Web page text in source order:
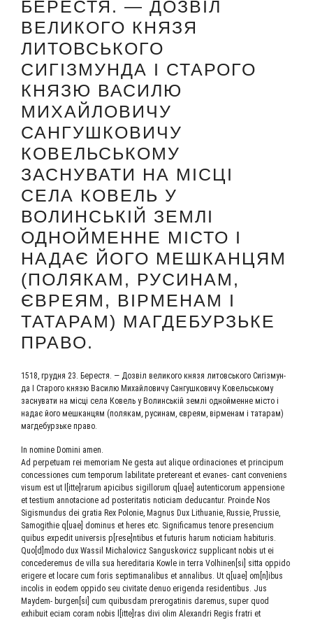
БЕРЕСТЯ. — ДОЗВІЛ
ВЕЛИКОГО КНЯЗЯ
ЛИТОВСЬКОГО
СИГІЗМУНДА I СТАРОГО
КНЯЗЮ ВАСИЛЮ
МИХАЙЛОВИЧУ
САНГУШКОВИЧУ
КОВЕЛЬСЬКОМУ
ЗАСНУВАТИ НА МІСЦІ
СЕЛА КОВЕЛЬ У
ВОЛИНСЬКІЙ ЗЕМЛІ
ОДНОЙМЕННЕ МІСТО І
НАДАЄ ЙОГО МЕШКАНЦЯМ
(ПОЛЯКАМ, РУСИНАМ,
ЄВРЕЯМ, ВІРМЕНАМ І
ТАТАРАМ) МАГДЕБУРЗЬКЕ
ПРАВО.
1518, груд­ня 23. Бере­стя. — Дозвіл вели­ко­го кня­зя литовсь­ко­го Сигіз­мун­
да I Ста­ро­го кня­зю Васи­лю Михай­ло­ви­чу Сан­гуш­ко­ви­чу Ковельсь­ко­му
засну­ва­ти на міс­ці села Ковель у Волинсь­кій зем­лі одной­менне місто і
надає його меш­кан­цям (поля­кам, руси­нам, євре­ям, вір­ме­нам і тата­рам)
маг­де­бурзь­ке право.
In nomine Domini amen.
Ad perpetuam rei memoriam Ne gesta aut alique ordinaciones et principum
concessiones cum temporum labilitate pretereant et evanes- cant conveniens
visum est ut l[itte]rarum apicibus sigillorum q[uae] autenticorum appensione
et testium annotacione ad posteritatis noticiam deducantur. Proinde Nos
Sigismundus dei gratia Rex Polonie, Magnus Dux Lithuanie, Russie, Prussie,
Samogithie q[uae] dominus et heres etc. Significamus tenore presencium
quibus expedit universis p[rese]ntibus et futuris harum noticiam habituris.
Quo[d]modo dux Wassil Michalovicz Sanguskovicz supplicant nobis ut ei
concederemus de villa sua hereditaria Kowle in terra Volhinen[si] sitta oppido
erigere et locare cum foris septimanalibus et annalibus. Ut q[uae] om[n]ibus
incolis in eodem oppido seu civitate denuo erigenda residentibus. Jus
Maydem- burgen[si] cum quibusdam prerogatinis daremus, super quod
exhibuit eciam coram nobis l[itte]ras divi olim Alexandri Regis fratri et